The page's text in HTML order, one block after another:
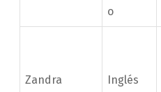
o
Zandra Inglés